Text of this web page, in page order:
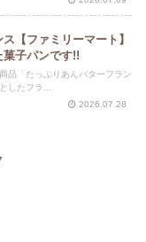
【ファミリーマート】
子パンです!!
品「たっぷりあんバターフラン
したフラ...
2026.07.28